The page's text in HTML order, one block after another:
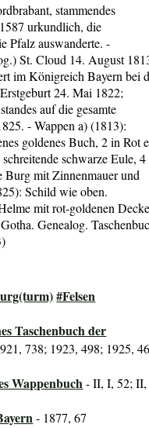
stammendes
urkundlich, die
Pfalz auswanderte. -
St. Cloud 14. August
im Königreich Bayern bei
24. Mai 1822;
auf die gesamte
- Wappen a) (1813):
goldenes Buch, 2 in Rot
schwarze Eule,
Burg mit Zinnenmauer und
Schild wie oben.
mit rot-goldenen
Genealog.
#Felsen
Taschenbuch der
738; 1923, 498; 1925,
Wappenbuch- II, I, 52; II,
- 1877, 67